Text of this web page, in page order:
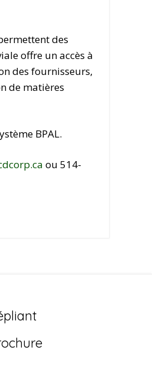
des
offre un accès à
des fournisseurs,
de matières
BPAL.
ou 514-